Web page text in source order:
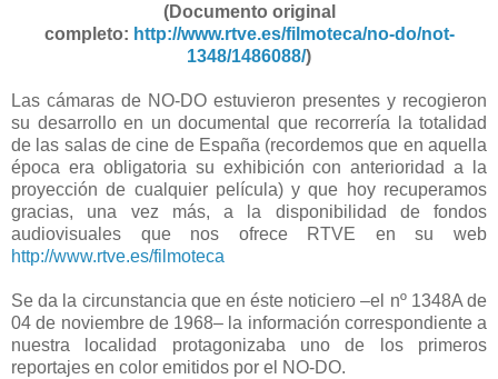
(Documento original
completo: http://www.rtve.es/filmoteca/no-do/not-
1348/1486088/)
Las cámaras de NO-DO estuvieron presentes y recogieron
su desarrollo en un documental que recorrería la totalidad
de las salas de cine de España (recordemos que en aquella
época era obligatoria su exhibición con anterioridad a la
proyección de cualquier película) y que hoy recuperamos
gracias, una vez más, a la disponibilidad de fondos
audiovisuales que nos ofrece RTVE en su web
http://www.rtve.es/filmoteca
Se da la circunstancia que en éste noticiero –el nº 1348A de
04 de noviembre de 1968– la información correspondiente a
nuestra localidad protagonizaba uno de los primeros
reportajes en color emitidos por el NO-DO.